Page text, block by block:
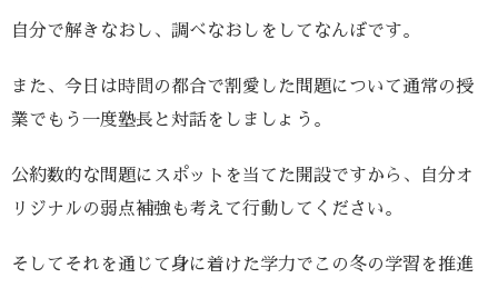
自分で解きなおし、調べなおしをしてなんぼです。
また、今日は時間の都合で割愛した問題について通常の授
業でもう一度塾長と対話をしましょう。
公約数的な問題にスポットを当てた開設ですから、自分オ
リジナルの弱点補強も考えて行動してください。
そしてそれを通じて身に着けた学力でこの冬の学習を推進